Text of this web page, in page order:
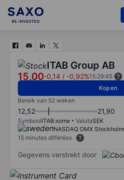
ITAB Group AB
15,00-0,14 / -0,92%15:29:45
Kopen
Bereik van 52 weken
12,52 21,90
SymboolITAB:xome ValutaSEK
NASDAQ OMX Stockholm
15 minutes différées
Gegevens verstrekt door